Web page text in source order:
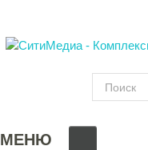
МЕНЮ